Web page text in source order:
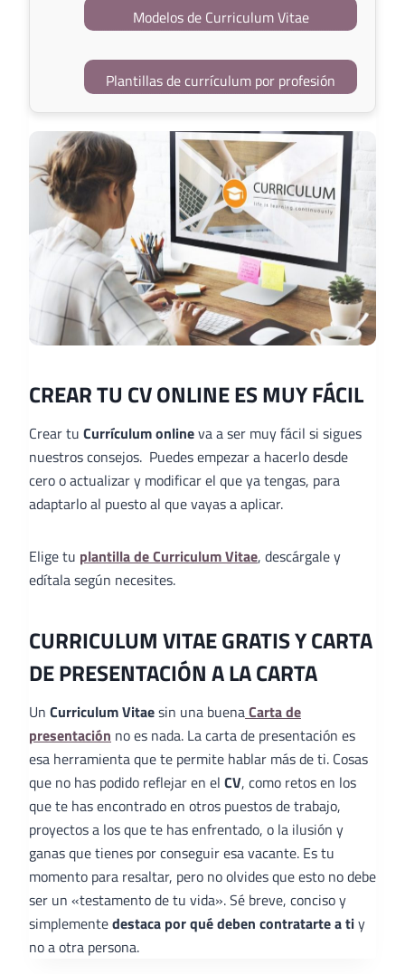
Modelos de Curriculum Vitae
Plantillas de currículum por profesión
CREAR TU CV ONLINE ES MUY FÁCIL
Crear tu Currículum onlineva a ser muy fácil si sigues
nuestros consejos. Puedes empezar a hacerlo desde
cero o actualizar y modificar el que ya tengas, para
adaptarlo al puesto al que vayas a aplicar.
Elige tu plantilla de Curriculum Vitae, descárgale y
edítala según necesites.
CURRICULUM VITAE GRATIS Y CARTA
DE PRESENTACIÓN A LA CARTA
Un Curriculum Vitaesin una buenaCarta de
presentación no es nada. La carta de presentación es
esa herramienta que te permite hablar más de ti. Cosas
que no has podido reflejar en el CV, como retos en los
que te has encontrado en otros puestos de trabajo,
proyectos a los que te has enfrentado, o la ilusión y
ganas que tienes por conseguir esa vacante. Es tu
momento para resaltar, pero no olvides que esto no debe
ser un «testamento de tu vida». Sé breve, conciso y
simplementedestaca por qué deben contratarte a tiy
no a otra persona.